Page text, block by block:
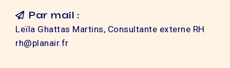
Par mail :
Leïla Ghattas Martins, Consultante externe RH
rh@planair.fr